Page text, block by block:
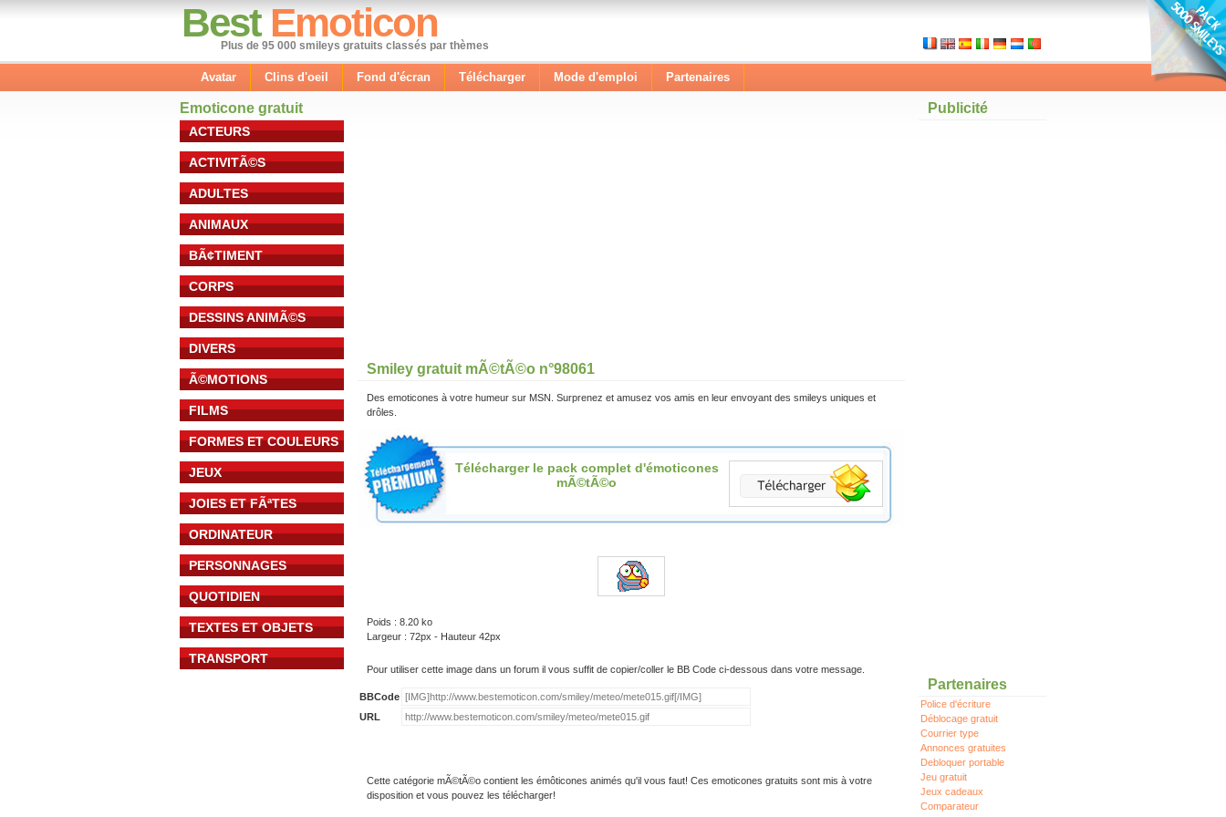
Best Emoticon
Plus de 95 000 smileys gratuits classés par thèmes
Avatar Clins d'oeil Fond d'écran Télécharger Mode d'emploi Partenaires
Emoticone gratuit
ACTEURS
ACTIVITÃ©S
ADULTES
ANIMAUX
BÃ¢TIMENT
CORPS
DESSINS ANIMÃ©S
DIVERS
Ã©MOTIONS
FILMS
FORMES ET COULEURS
JEUX
JOIES ET FÃªTES
ORDINATEUR
PERSONNAGES
QUOTIDIEN
TEXTES ET OBJETS
TRANSPORT
Smiley gratuit mÃ©tÃ©o n°98061
Des emoticones à votre humeur sur MSN. Surprenez et amusez vos amis en leur envoyant des smileys uniques et
drôles.
Télécharger le pack complet d'émoticones
mÃ©tÃ©o
Poids : 8.20 ko
Largeur : 72px - Hauteur 42px
Pour utiliser cette image dans un forum il vous suffit de copier/coller le BB Code ci-dessous dans votre message.
BBCode
URL
Cette catégorie mÃ©tÃ©o contient les émôticones animés qu'il vous faut! Ces emoticones gratuits sont mis à votre
disposition et vous pouvez les télécharger!
Publicité
Partenaires
Police d'écriture
Déblocage gratuit
Courrier type
Annonces gratuites
Debloquer portable
Jeu gratuit
Jeux cadeaux
Comparateur